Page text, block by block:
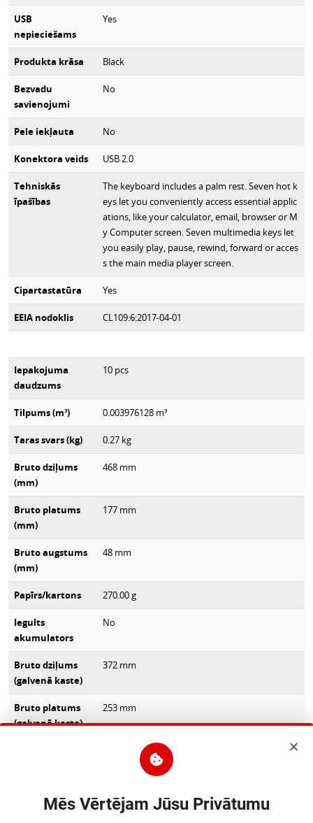
USB
nepieciešams
Yes
Produkta krāsa Black
Bezvadu
savienojumi
No
Pele iekļauta No
Konektora veids USB 2.0
Tehniskās
īpašības
The keyboard includes a palm rest. Seven hot k
eys let you conveniently access essential applic
ations, like your calculator, email, browser or M
y Computer screen. Seven multimedia keys let
you easily play, pause, rewind, forward or acces
s the main media player screen.
Cipartastatūra Yes
EEIA nodoklis CL109:6:2017-04-01
Iepakojuma
daudzums
10 pcs
Tilpums (m³) 0.003976128 m³
Taras svars (kg) 0.27 kg
Bruto dziļums
(mm)
468 mm
Bruto platums
(mm)
177 mm
Bruto augstums
(mm)
48 mm
Papīrs/kartons 270.00g
Iegults
akumulators
No
Bruto dziļums
(galvenā kaste)
372 mm
Bruto platums
(galvenā kaste)
253 mm
(galvenā kartona
Mēs Vērtējam Jūsu Privātumu